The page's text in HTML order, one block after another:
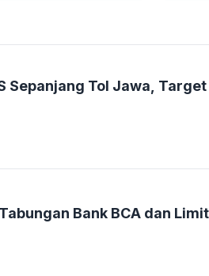
Sepanjang Tol Jawa,
Bank BCA dan